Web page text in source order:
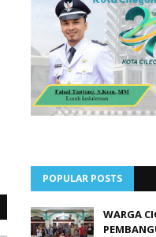
POPULAR POSTS
WARGA